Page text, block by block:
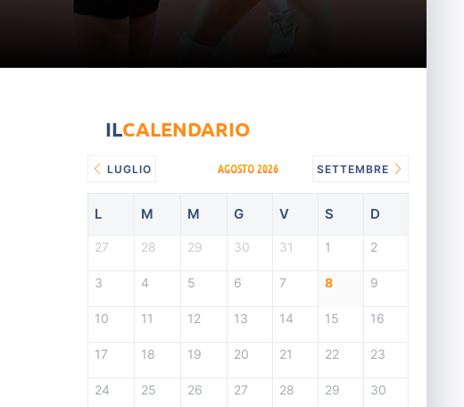
ILCALENDARIO
LUGLIO AGOSTO 2026 SETTEMBRE
L M M G V S D
27 28 29 30 31 1 2
3 4 5 6 7 8 9
10 11 12 13 14 15 16
17 18 19 20 21 22 23
24 25 26 27 28 29 30